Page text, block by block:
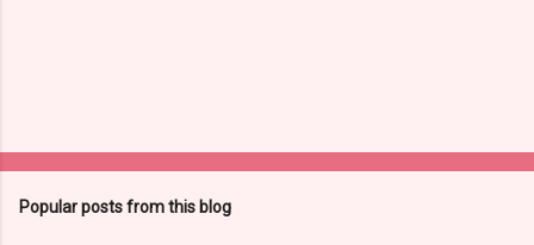
Popular posts from this blog